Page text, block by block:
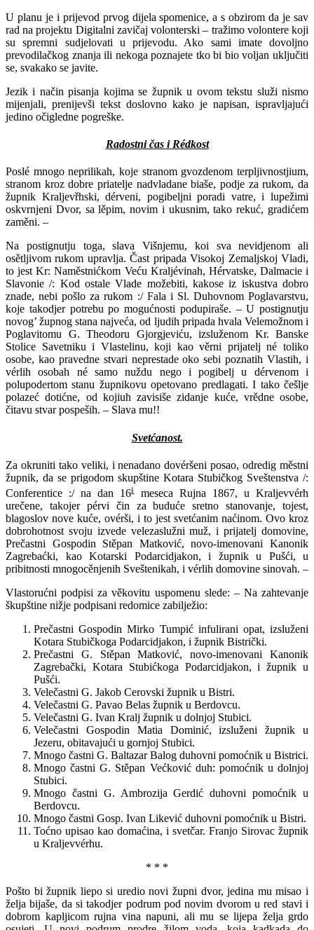
U planu je i prijevod prvog dijela spomenice, a s obzirom da je sav
rad na projektu Digitalni zavičaj volonterski – tražimo volontere koji
su spremni sudjelovati u prijevodu. Ako sami imate dovoljno
prevodilačkog znanja ili nekoga poznajete tko bi bio voljan uključiti
se, svakako se javite.
Jezik i način pisanja kojima se župnik u ovom tekstu služi nismo
mijenjali, prenijevši tekst doslovno kako je napisan, ispravljajući
jedino očigledne pogreške.
Radostni čas i Rédkost
Poslé mnogo neprilikah, koje stranom gvozdenom terpljivnostjium,
stranom kroz dobre priatelje nadvladane biaše, podje za rukom, da
župnik Kraljevřhski, dérveni, pogibeljni poradi vatre, i lupežimi
oskvrnjeni Dvor, sa lěpim, novim i ukusnim, tako rekuć, gradićem
zaměni. –
Na postignutju toga, slava Višnjemu, koi sva nevidjenom ali
osětljivom rukom upravlja. Čast pripada Visokoj Zemaljskoj Vladi,
to jest Kr: Naměstnićkom Veću Kraljévinah, Hérvatske, Dalmacie i
Slavonie /: Kod ostale Vlade možebiti, kakose iz iskustva dobro
znade, nebi pošlo za rukom :/ Fala i Sl. Duhovnom Poglavarstvu,
koje takodjer potrebu po mogućnosti podupiraše. – U postignutju
novog’ župnog stana najveća, od ljudih pripada hvala Velemožnom i
Poglavitomu G. Theodoru Gjorgjeviću, izsluženom Kr. Banske
Stolice Savetniku i Vlastelinu, koji kao věrni prijatelj né toliko
osobe, kao pravedne stvari neprestade oko sebi poznatih Vlastih, i
vérlih osobah né samo nuždu nego i pogibelj u dérvenom i
polupodertom stanu župnikovu opetovano predlagati. I tako češlje
polazeć dotićne, od kojiuh zavisiše zidanje kuće, vrědne osobe,
čitavu stvar pospeših. – Slava mu!!
Svetćanost.
Za okruniti tako veliki, i nenadano dovéršeni posao, odredig městni
župnik, da se prigodom skupštine Kotara Stubičkog Sveštenstva /:
Conferentice :/ na dan 16imeseca Rujna 1867, u Kraljevvérh
urečene, takojer pérvi čin za buduće sretno stanovanje, tojest,
blagoslov nove kuće, ovérši, i to jest svetćanim naćinom. Ovo kroz
dobrohotnost svoju izvede velezaslužni muž, i prijatelj domovine,
Prečastni Gospodin Stěpan Matković, novo-imenovani Kanonik
Zagrebaćki, kao Kotarski Podarcidjakon, i župnik u Pušći, u
pribitnosti mnogocěnjenih Sveštenikah, i vérlih domovine sinovah. –
Vlastorućni podpisi za věkovitu uspomenu slede: – Na zahtevanje
škupštine nižje podpisani redomice zabilježio:
Prečastni Gospodin Mirko Tumpić infulirani opat, izsluženi
Kotara Stubičkoga Podarcidjakon, i župnik Bistrički.
Prečastni G. Stěpan Matković, novo-imenovani Kanonik
Zagrebački, Kotara Stubićkoga Podarcidjakon, i župnik u
Pušći.
Velečastni G. Jakob Cerovski župnik u Bistri.
Velečastni G. Pavao Belas župnik u Berdovcu.
Velečastni G. Ivan Kralj župnik u dolnjoj Stubici.
Velečastni Gospodin Matia Dominić, izsluženi župnik u
Jezeru, obitavajući u gornjoj Stubici.
Mnogo častni G. Baltazar Balog duhovni pomoćnik u Bistrici.
Mnogo častni G. Stěpan Većković duh: pomoćnik u dolnjoj
Stubici.
Mnogo častni G. Ambrozija Gerdić duhovni pomoćnik u
Berdovcu.
Mnogo častni Gosp. Ivan Likević duhovni pomoćnik u Bistri.
Toćno upisao kao domaćina, i svetčar. Franjo Sirovac župnik
u Kraljevvérhu.
* * *
Pošto bi župnik liepo si uredio novi župni dvor, jedina mu misao i
želja bijaše, da si takodjer podrum pod novim dvorom u red stavi i
dobrom kapljicom rujna vina napuni, ali mu se lijepa želja grdo